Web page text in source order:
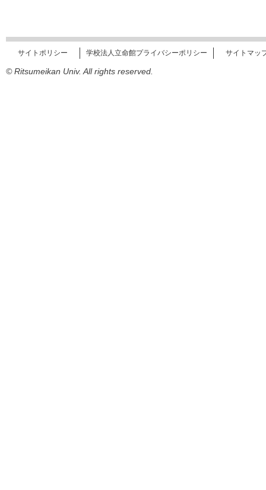
サイトポリシー 学校法人立命館プライバシーポリシー サイトマッ
© Ritsumeikan Univ. All rights reserved.